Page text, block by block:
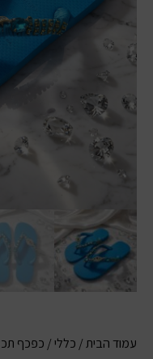
עמוד הבית/ כללי/ כפכף